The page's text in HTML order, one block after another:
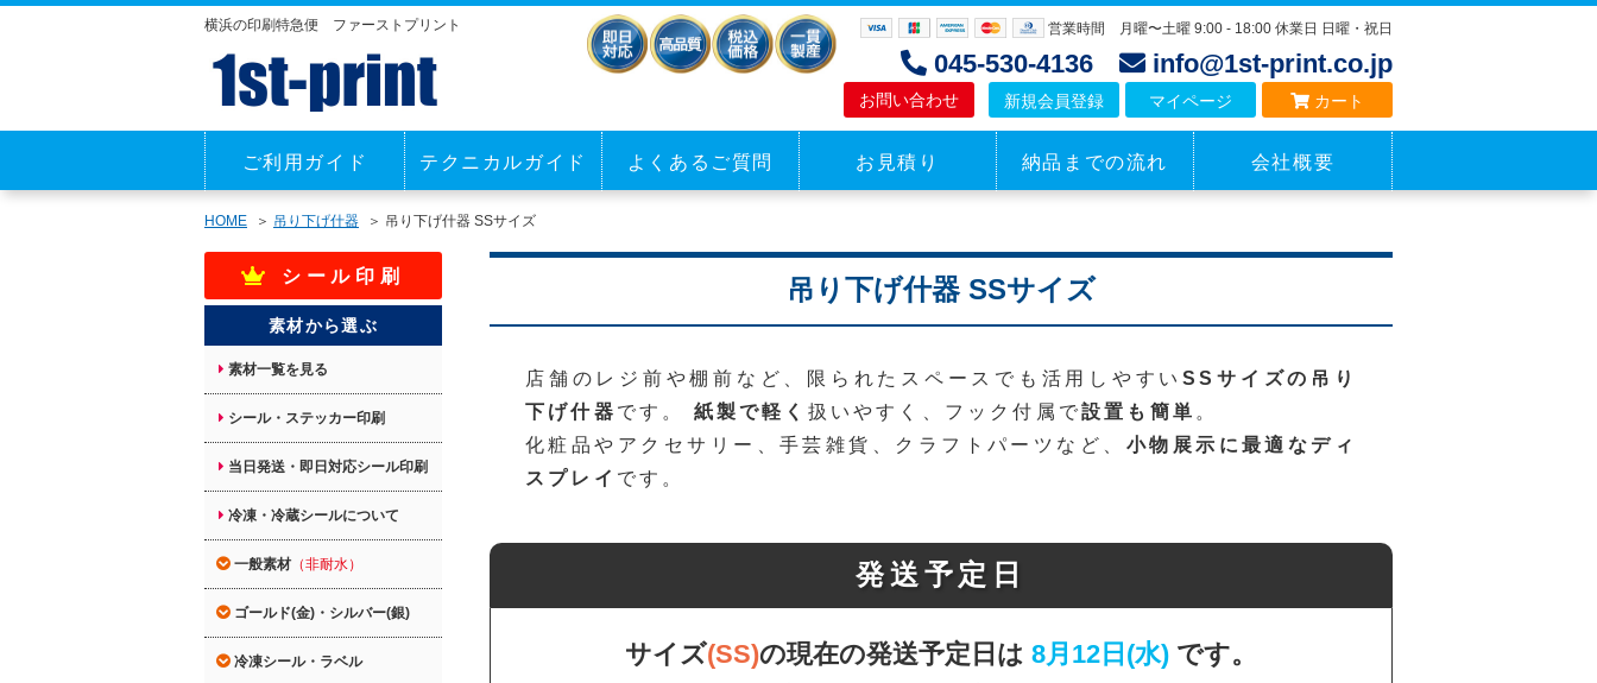
横浜の印刷特急便 ファーストプリント 営業時間 月曜〜土曜 9:00 - 18:00 休業日 日曜・祝日
045-530-4136 info@1st-print.co.jp
お問い合わせ 新規会員登録 マイページ カート
ご利用ガイド テクニカルガイド よくあるご質問 お見積り
見積もり
見積もり
納品までの流れ 会社概要
HOME 吊り下げ什器 吊り下げ什器 SSサイズ
シール印刷
素材から選ぶ
素材一覧を見る
シール・ステッカー印刷
当日発送・即日対応シール印刷
冷凍・冷蔵シールについて
一般素材 （非耐水）
ゴールド(金)・シルバー(銀)
冷凍シール・ラベル
吊り下げ什器 SSサイズ
店舗のレジ前や棚前など、限られたスペースでも活用しやすいSSサイズの吊り
下げ什器 です。 紙製で軽く 扱いやすく、フック付属で設置も簡単 。
化粧品やアクセサリー、手芸雑貨、クラフトパーツなど、 小物展示に最適なディ
スプレイ です。
発送予定日
サイズ(SS)の現在の発送予定日は 8月12日(水) です。